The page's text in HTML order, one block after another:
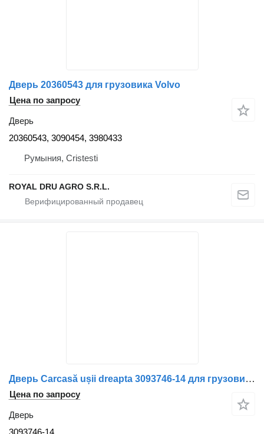
Дверь 20360543 для грузовика Volvo
Цена по запросу
Дверь
20360543, 3090454, 3980433
Румыния, Cristesti
ROYAL DRU AGRO S.R.L.
Дверь Carcasă ușii dreapta 3093746-14 для грузовика Volvo
Цена по запросу
Дверь